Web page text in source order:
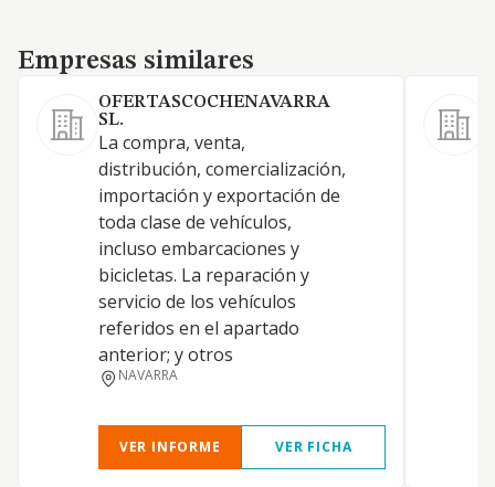
Empresas similares
Empresas similares
OFERTASCOCHENAVARRA
SL.
La compra, venta,
distribución, comercialización,
importación y exportación de
toda clase de vehículos,
incluso embarcaciones y
bicicletas. La reparación y
servicio de los vehículos
referidos en el apartado
anterior; y otros
NAVARRA
VER INFORME VER FICHA